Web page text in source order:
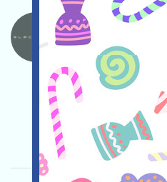
Blackhole-
Blackhole正在空投
戶，則可能可以領
更多獎勵！
关联:
2025/07/23
重要程度:★★☆